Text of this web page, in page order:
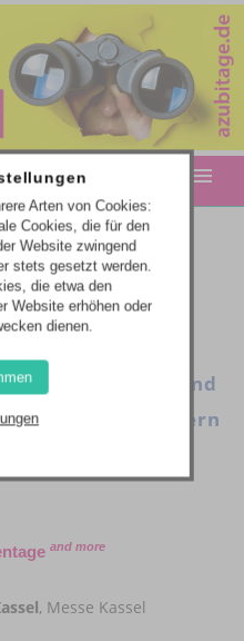
Unsere
und
neue Chancen und
und erweitern
and more
, Messe Kassel
Arten von Cookies:
Cookies, die für den
Website zwingend
stets gesetzt werden.
die etwa den
Website erhöhen oder
dienen.